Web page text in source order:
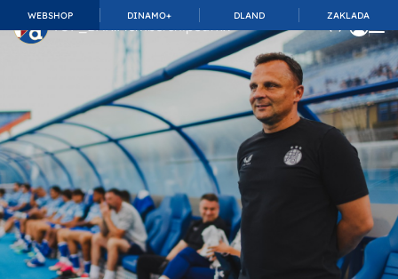
WEBSHOP DINAMO+ DLAND ZAKLADA
TOP_BAR.MembershipSuffix